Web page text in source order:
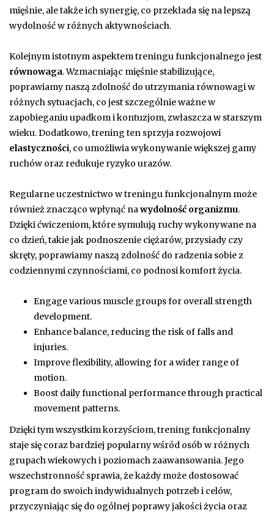
mięśnie, ale także ich synergię, co przekłada się na lepszą
wydolność w różnych aktywnościach.
Kolejnym istotnym aspektem treningu funkcjonalnego jest
równowaga. Wzmacniając mięśnie stabilizujące,
poprawiamy naszą zdolność do utrzymania równowagi w
różnych sytuacjach, co jest szczególnie ważne w
zapobieganiu upadkom i kontuzjom, zwłaszcza w starszym
wieku. Dodatkowo, trening ten sprzyja rozwojowi
elastyczności, co umożliwia wykonywanie większej gamy
ruchów oraz redukuje ryzyko urazów.
Regularne uczestnictwo w treningu funkcjonalnym może
również znacząco wpłynąć nawydolność organizmu.
Dzięki ćwiczeniom, które symulują ruchy wykonywane na
co dzień, takie jak podnoszenie ciężarów, przysiady czy
skręty, poprawiamy naszą zdolność do radzenia sobie z
codziennymi czynnościami, co podnosi komfort życia.
Engage various muscle groups for overall strength
development.
Enhance balance, reducing the risk of falls and
injuries.
Improve flexibility, allowing for a wider range of
motion.
Boost daily functional performance through practical
movement patterns.
Dzięki tym wszystkim korzyściom, trening funkcjonalny
staje się coraz bardziej popularny wśród osób w różnych
grupach wiekowych i poziomach zaawansowania. Jego
wszechstronność sprawia, że każdy może dostosować
program do swoich indywidualnych potrzeb i celów,
przyczyniając się do ogólnej poprawy jakości życia oraz